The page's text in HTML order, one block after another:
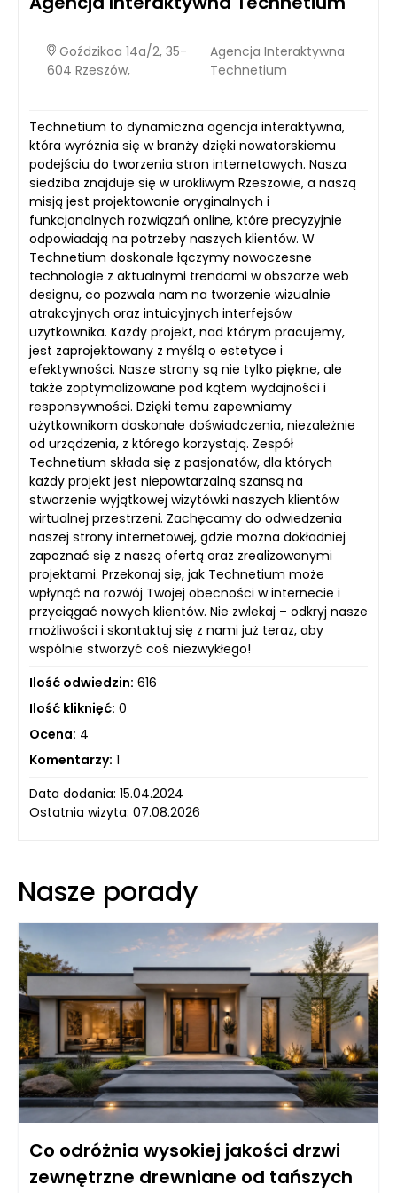
Goździkoa 14a/2, 35-
604 Rzeszów,
Agencja Interaktywna
Technetium
Technetium to dynamiczna agencja interaktywna,
która wyróżnia się w branży dzięki nowatorskiemu
podejściu do tworzenia stron internetowych. Nasza
siedziba znajduje się w urokliwym Rzeszowie, a naszą
misją jest projektowanie oryginalnych i
funkcjonalnych rozwiązań online, które precyzyjnie
odpowiadają na potrzeby naszych klientów. W
Technetium doskonale łączymy nowoczesne
technologie z aktualnymi trendami w obszarze web
designu, co pozwala nam na tworzenie wizualnie
atrakcyjnych oraz intuicyjnych interfejsów
użytkownika. Każdy projekt, nad którym pracujemy,
jest zaprojektowany z myślą o estetyce i
efektywności. Nasze strony są nie tylko piękne, ale
także zoptymalizowane pod kątem wydajności i
responsywności. Dzięki temu zapewniamy
użytkownikom doskonałe doświadczenia, niezależnie
od urządzenia, z którego korzystają. Zespół
Technetium składa się z pasjonatów, dla których
każdy projekt jest niepowtarzalną szansą na
stworzenie wyjątkowej wizytówki naszych klientów
wirtualnej przestrzeni. Zachęcamy do odwiedzenia
naszej strony internetowej, gdzie można dokładniej
zapoznać się z naszą ofertą oraz zrealizowanymi
projektami. Przekonaj się, jak Technetium może
wpłynąć na rozwój Twojej obecności w internecie i
przyciągać nowych klientów. Nie zwlekaj – odkryj nasze
możliwości i skontaktuj się z nami już teraz, aby
wspólnie stworzyć coś niezwykłego!
Ilość odwiedzin: 616
Ilość kliknięć: 0
Ocena: 4
Komentarzy: 1
Data dodania: 15.04.2024
Ostatnia wizyta: 07.08.2026
Nasze porady
Co odróżnia wysokiej jakości drzwi
zewnętrzne drewniane od tańszych